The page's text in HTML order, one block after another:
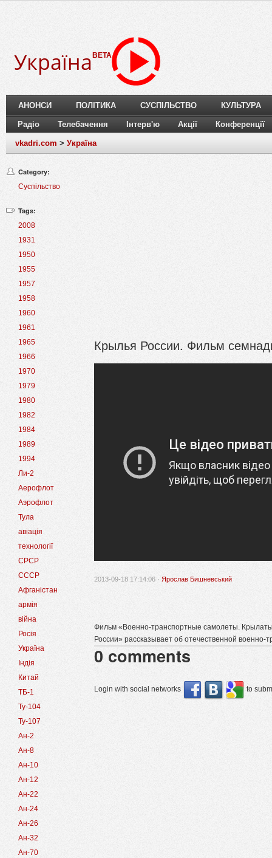
Україна BETA
АНОНСИ ПОЛІТИКА СУСПІЛЬСТВО КУЛЬТУРА
Радіо Телебачення Інтерв'ю Акції Конференції
vkadri.com > Україна
Category:
Суспільство
Tags:
2008
1931
1950
1955
1957
1958
1960
1961
1965
1966
1970
1979
1980
1982
1984
1989
1994
Ли-2
Аерофлот
Аэрофлот
Тула
авіація
технології
СРСР
СССР
Афганістан
армія
війна
Росія
Україна
Індія
Китай
ТБ-1
Ту-104
Ту-107
Ан-2
Ан-8
Ан-10
Ан-12
Ан-22
Ан-24
Ан-26
Ан-32
Ан-70
Крылья России. Фильм
2013-09-18 17:14:06 · Ярослав Бишневський
Фильм «Военно-транспортные самолеты.
России» рассказывает об отечественной военно-
0 comments
Login with social networks to